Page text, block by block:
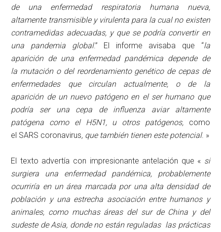
de una enfermedad respiratoria humana nueva,
altamente transmisible y virulenta para la cual no existen
contramedidas adecuadas, y que se podría convertir en
una pandemia global.” El informe avisaba que “la
aparición de una enfermedad pandémica depende de
la mutación o del reordenamiento genético de cepas de
enfermedades que circulan actualmente, o de la
aparición de un nuevo patógeno en el ser humano que
podría ser una cepa de influenza aviar altamente
patógena como el H5N1, u otros patógenos, como
el SARS coronavirus, que también tienen este potencial. »
El texto advertía con impresionante antelación que « si
surgiera una enfermedad pandémica, probablemente
ocurriría en un área marcada por una alta densidad de
población y una estrecha asociación entre humanos y
animales, como muchas áreas del sur de China y del
sudeste de Asia, donde no están reguladas las prácticas